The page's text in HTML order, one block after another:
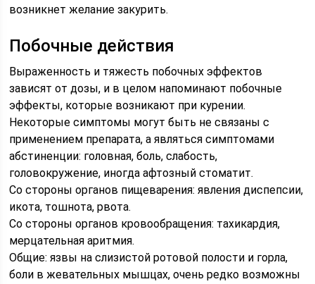
возникнет желание закурить.
Побочные действия
Выраженность и тяжесть побочных эффектов
зависят от дозы, и в целом напоминают побочные
эффекты, которые возникают при курении.
Некоторые симптомы могут быть не связаны с
применением препарата, а являться симптомами
абстиненции: головная, боль, слабость,
головокружение, иногда афтозный стоматит.
Со стороны органов пищеварения: явления диспепсии,
икота, тошнота, рвота.
Со стороны органов кровообращения: тахикардия,
мерцательная аритмия.
Общие: язвы на слизистой ротовой полости и горла,
боли в жевательных мышцах, очень редко возможны